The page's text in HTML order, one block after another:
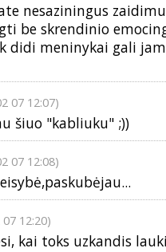
nesaziningus
be skrendinio
didi meninykai gali
07 12:07)
šiuo "kabliuku" ;))
07 12:08)
12:20)
kai toks uzkandis